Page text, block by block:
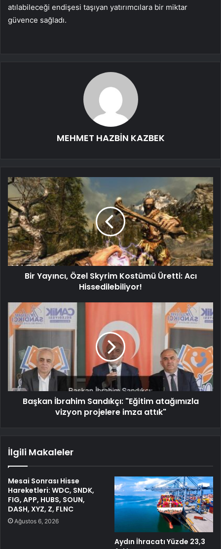
atılabileceği endişesi taşıyan yatırımcılara bir miktar
güvence sağladı.
MEHMET HAZBİN KAZBEK
Bir Yayıncı, Özel Skyrim Kostümü Üretti: Acı
Hissedilebiliyor!
Başkan İbrahim Sandıkçı: "Eğitim atağımızla
vizyon projelere imza attık"
İlgili Makaleler
Mesai Sonrası Hisse
Hareketleri: WDC, SNDK,
FIG, APP, HUBS, SOUN,
DASH, XYZ, Z, FLNC
Ağustos 6, 2026
Aydın İhracatı Yüzde 23,3